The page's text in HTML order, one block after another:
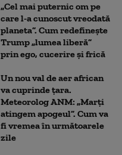
„Cel mai puternic om pe
care l-a cunoscut vreodată
planeta”. Cum redefinește
Trump „lumea liberă”
prin ego, cucerire și frică
Un nou val de aer african
va cuprinde țara.
Meteorolog ANM: „Marți
atingem apogeul”. Cum va
fi vremea în următoarele
zile